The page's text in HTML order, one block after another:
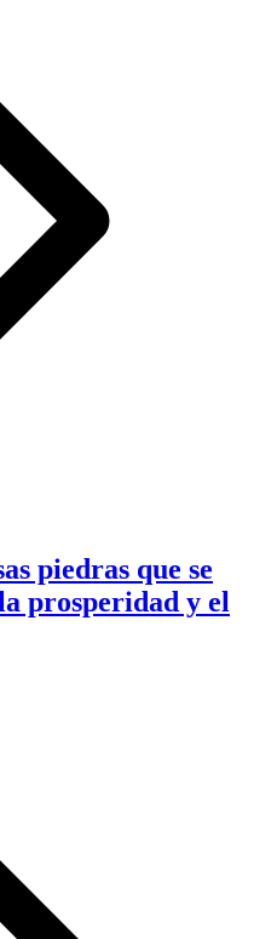
piedras que se
prosperidad y el